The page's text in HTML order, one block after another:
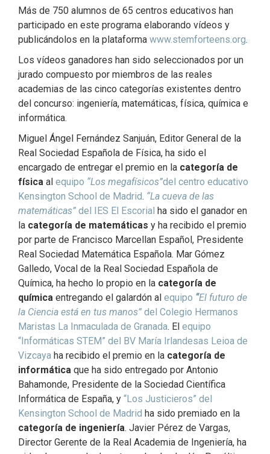
Más de 750 alumnos de 65 centros educativos han
participado en este programa elaborando vídeos y
publicándolos en la plataforma www.stemforteens.org.
Los vídeos ganadores han sido seleccionados por un
jurado compuesto por miembros de las reales
academias de las cinco categorías existentes dentro
del concurso: ingeniería, matemáticas, física, química e
informática.
Miguel Ángel Fernández Sanjuán, Editor General de la
Real Sociedad Española de Física, ha sido el
encargado de entregar el premio en la categoría de
física al equipo “Los megafísicos”del centro educativo
Kensington School de Madrid. “La cueva de las
matemáticas” del IES El Escorial ha sido el ganador en
la categoría de matemáticas y ha recibido el premio
por parte de Francisco Marcellan Español, Presidente
Real Sociedad Matemática Española. Mar Gómez
Galledo, Vocal de la Real Sociedad Española de
Química, ha hecho lo propio en la categoría de
química entregando el galardón al equipo “El futuro de
la Ciencia está en tus manos” del Colegio Hermanos
Maristas La Inmaculada de Granada. El equipo
“Informáticas STEM” del BV María Irlandesas Leioa de
Vizcaya ha recibido el premio en la categoría de
informática que ha sido entregado por Antonio
Bahamonde, Presidente de la Sociedad Científica
Informática de España, y “Los Justicieros” del
Kensington School de Madrid ha sido premiado en la
categoría de ingeniería. Javier Pérez de Vargas,
Director Gerente de la Real Academia de Ingeniería, ha